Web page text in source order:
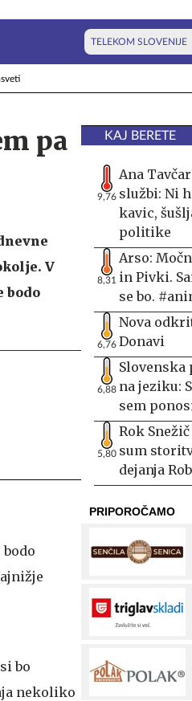
TELEKOM SLOVENIJE
pa
V
bodo
bo
nekoliko
KAJ BERETE
9,76
Ana
službi: Ni
kavic,
politike
8,31
Arso:
in Pivki.
se bo.
6,76
Nova
Donavi
6,88
Slovenska
na jeziku:
sem
5,80
Rok
sum
dejanja